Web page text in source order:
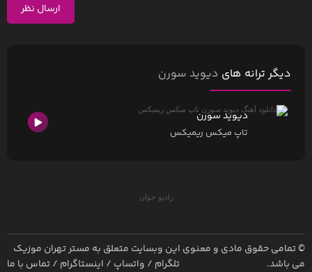
ارسال نظر
دیگر ترانه های دیوید سورن
دیوید سورن
تاپ میکس ریمیکس
رادیو جوان
© تمامی حقوق مادی و معنوی این وبسایت متعلق به مستر تهران موزیک
می باشد.
تلگرام / واتساپ / اینستاگرام /تماس با ما